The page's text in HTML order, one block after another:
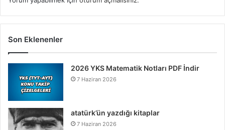
Son Eklenenler
2026 YKS Matematik Notları PDF İndir
7 Haziran 2026
atatürk’ün yazdığı kitaplar
7 Haziran 2026